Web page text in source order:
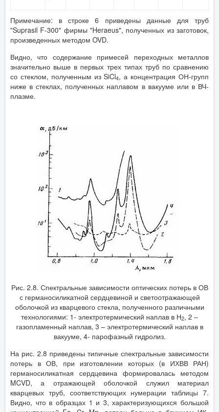
Примечание: в строке 6 приведены данные для труб
"Suprasil F-300" фирмы "Heraeus", полученных из заготовок,
произведенных методом OVD.
Видно, что содержание примесей переходных металлов
значительно выше в первых трех типах труб по сравнению
со стеклом, полученным из SiCl4, а концентрация ОН-групп
ниже в стеклах, полученных наплавом в вакууме или в ВЧ-
плазме.
Рис. 2.8. Спектральные зависимости оптических потерь в ОВ
с германосиликатной сердцевиной и светоотражающей
оболочкой из кварцевого стекла, полученного различными
технологиями: 1- электротермический наплав в Н2, 2 –
газопламенный наплав, 3 – электротермический наплав в
вакууме, 4- парофазный гидролиз.
На рис. 2.8 приведены типичные спектральные зависимости
потерь в ОВ, при изготовлении которых (в ИХВВ РАН)
германосиликатная сердцевина формировалась методом
MCVD, а отражающей оболочкой служил материал
кварцевых труб, соответствующих нумерации таблицы 7.
Видно, что в образцах 1 и 3, характеризующихся большой